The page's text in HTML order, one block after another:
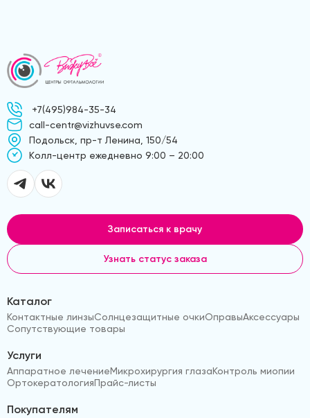
+7(495)984-35-34
call-centr@vizhuvse.com
Подольск, пр-т Ленина, 150/54
Kолл-центр ежедневно 9:00 – 20:00
Записаться к врачу
Узнать статус заказа
Каталог
Контактные линзыСолнцезащитные очкиОправыАксессуары
Сопутствующие товары
Услуги
Аппаратное лечениеМикрохирургия глазаКонтроль миопии
ОртокератологияПрайс-листы
Покупателям